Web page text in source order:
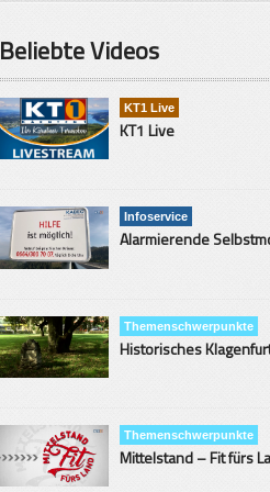
Beliebte Videos
KT1 Live
KT1 Live
Infoservice
Themenschwerpunkte
Historisches
Themenschwerpunkte